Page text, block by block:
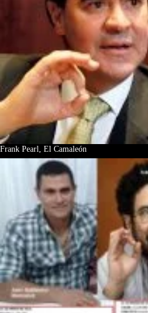
Frank Pearl, El Camaleón